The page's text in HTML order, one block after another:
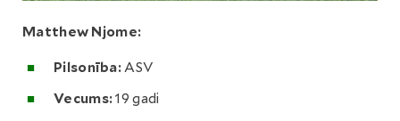
Matthew Njome:
Pilsonība:ASV
Vecums:19 gadi